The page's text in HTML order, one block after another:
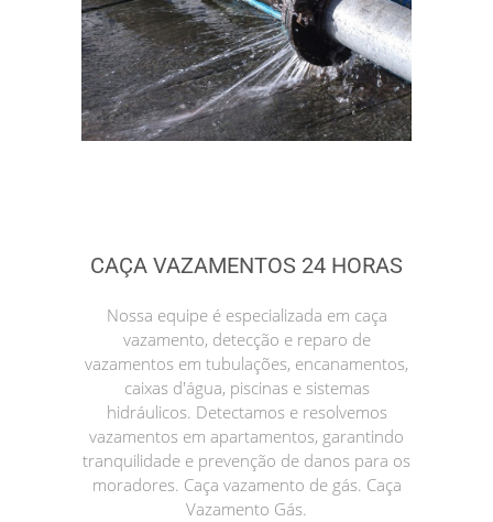
CAÇA VAZAMENTOS 24 HORAS
Nossa equipe é especializada em caça
vazamento, detecção e reparo de
vazamentos em tubulações, encanamentos,
caixas d'água, piscinas e sistemas
hidráulicos. Detectamos e resolvemos
vazamentos em apartamentos, garantindo
tranquilidade e prevenção de danos para os
moradores. Caça vazamento de gás. Caça
Vazamento Gás.